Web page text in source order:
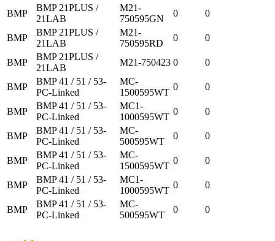
BMP
BMP 21PLUS /
21LAB
M21-
750595GN
0 0
BMP
BMP 21PLUS /
21LAB
M21-
750595RD
0 0
BMP
BMP 21PLUS /
21LAB
M21-750423 0 0
BMP
BMP 41 / 51 / 53-
PC-Linked
MC-
1500595WT
0 0
BMP
BMP 41 / 51 / 53-
PC-Linked
MC1-
1000595WT
0 0
BMP
BMP 41 / 51 / 53-
PC-Linked
MC-
500595WT
0 0
BMP
BMP 41 / 51 / 53-
PC-Linked
MC-
1500595WT
0 0
BMP
BMP 41 / 51 / 53-
PC-Linked
MC1-
1000595WT
0 0
BMP
BMP 41 / 51 / 53-
PC-Linked
MC-
500595WT
0 0